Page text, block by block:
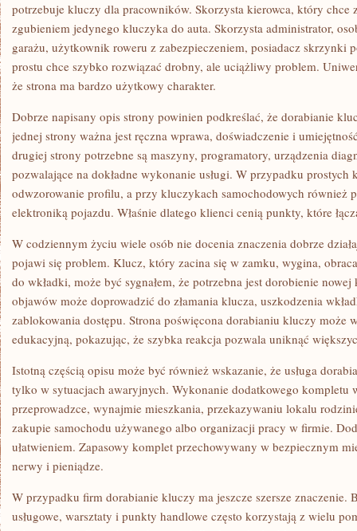
potrzebuje kluczy dla pracowników. Skorzysta kierowca, który chce
zgubieniem jedynego kluczyka do auta. Skorzysta administrator,
garażu, użytkownik roweru z zabezpieczeniem, posiadacz skrzynki
prostu chce szybko rozwiązać drobny, ale uciążliwy problem.
że strona ma bardzo użytkowy charakter.
Dobrze napisany opis strony powinien podkreślać, że dorabianie
jednej strony ważna jest ręczna wprawa, doświadczenie i
drugiej strony potrzebne są maszyny, programatory, urządzenia
pozwalające na dokładne wykonanie usługi. W przypadku
odwzorowanie profilu, a przy kluczykach samochodowych również
elektroniką pojazdu. Właśnie dlatego klienci cenią punkty, które
W codziennym życiu wiele osób nie docenia znaczenia dobrze
pojawi się problem. Klucz, który zacina się w zamku, wygina,
do wkładki, może być sygnałem, że potrzebna jest dorobienie
objawów może doprowadzić do złamania klucza, uszkodzenia
zablokowania dostępu. Strona poświęcona dorabianiu kluczy może
edukacyjną, pokazując, że szybka reakcja pozwala uniknąć
Istotną częścią opisu może być również wskazanie, że usługa
tylko w sytuacjach awaryjnych. Wykonanie dodatkowego kompletu
przeprowadzce, wynajmie mieszkania, przekazywaniu lokalu
zakupie samochodu używanego albo organizacji pracy w firmie.
ułatwieniem. Zapasowy komplet przechowywany w bezpiecznym
nerwy i pieniądze.
W przypadku firm dorabianie kluczy ma jeszcze szersze znaczenie.
usługowe, warsztaty i punkty handlowe często korzystają z wielu